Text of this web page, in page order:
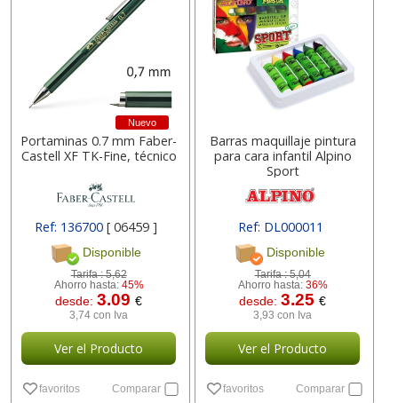
Nuevo
Portaminas 0.7 mm Faber-
Castell XF TK-Fine, técnico
Ref: 136700[ 06459 ]
Disponible
Tarifa :5,62
Ahorro hasta: 45%
desde:3.09€
3,74 con Iva
Ver el Producto
favoritos Comparar
Barras maquillaje pintura
para cara infantil Alpino
Sport
Ref: DL000011
Disponible
Tarifa :5,04
Ahorro hasta: 36%
desde:3.25€
3,93 con Iva
Ver el Producto
favoritos Comparar